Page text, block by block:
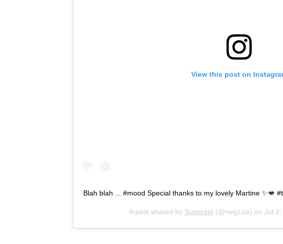
View this post on
Blah blah ... #mood Special thanks to my lovely Martine ✨💋
A post shared by Supergirl (@negzzia) on Jul 2,